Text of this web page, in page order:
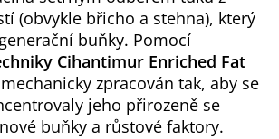
(obvykle břicho a stehna), který
buňky. Pomocí
Cihantimur Enriched Fat
zpracován tak, aby se
jeho přirozeně se
buňky a růstové faktory.